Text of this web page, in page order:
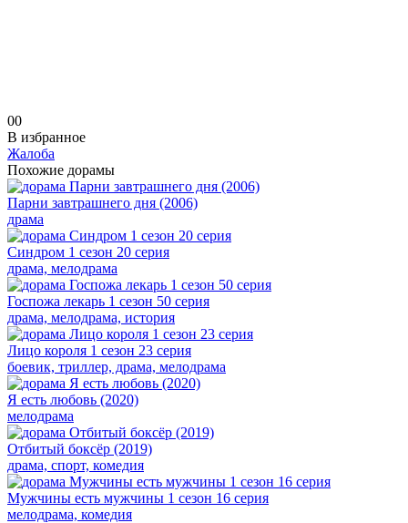
00
В избранное
Жалоба
Похожие дорамы
Парни завтрашнего дня (2006)
драма
Синдром 1 сезон 20 серия
драма, мелодрама
Госпожа лекарь 1 сезон 50 серия
драма, мелодрама, история
Лицо короля 1 сезон 23 серия
боевик, триллер, драма, мелодрама
Я есть любовь (2020)
мелодрама
Отбитый боксёр (2019)
драма, спорт, комедия
Мужчины есть мужчины 1 сезон 16 серия
мелодрама, комедия